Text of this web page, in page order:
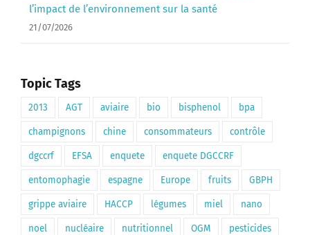
l’impact de l’environnement sur la santé
21/07/2026
Topic Tags
2013 AGT aviaire bio bisphenol bpa
champignons chine consommateurs contrôle
dgccrf EFSA enquete enquete DGCCRF
entomophagie espagne Europe fruits GBPH
grippe aviaire HACCP légumes miel nano
noel nucléaire nutritionnel OGM pesticides